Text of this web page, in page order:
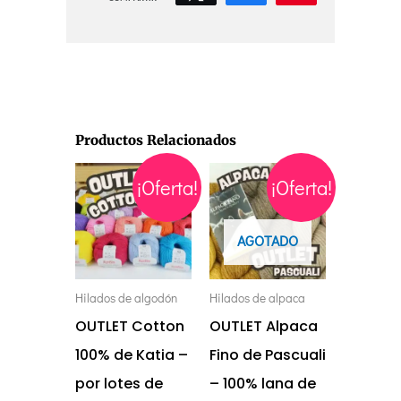
Productos Relacionados
¡Oferta!
Hilados de algodón
OUTLET Cotton
100% de Katia –
por lotes de
Rango
de
precios:
desde
€6,00
hasta
€24,00
Este
producto
tiene
múltiples
variantes.
Las
opciones
¡Oferta!
AGOTADO
Hilados de alpaca
OUTLET Alpaca
Fino de Pascuali
– 100% lana de
Rango
de
precios:
desde
€27,00
hasta
€59,00
Este
producto
tiene
múltiples